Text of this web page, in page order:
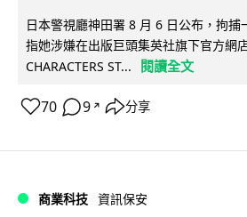
日本警視廳神田署 8 月 6 日公布，拘捕
指她涉嫌在出版巨頭集英社旗下官方網
CHARACTERS ST...
閱讀全文
70 9 ↗ 分享
商業科技 資訊保安